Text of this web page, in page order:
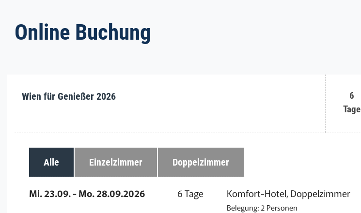
Online Buchung
Wien für Genießer 2026
6
Tage
Alle Einzelzimmer Doppelzimmer
Mi. 23.09. - Mo. 28.09.2026 6 Tage Komfort-Hotel, Doppelzimmer
Belegung: 2 Personen